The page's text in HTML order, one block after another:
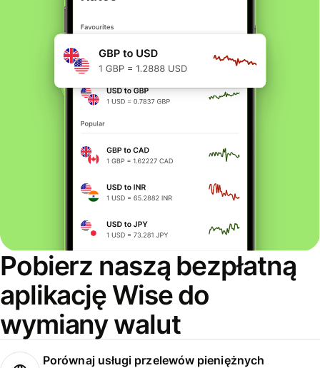
Pobierz naszą bezpłatną
aplikację Wise do
wymiany walut
Porównaj usługi przelewów pieniężnych